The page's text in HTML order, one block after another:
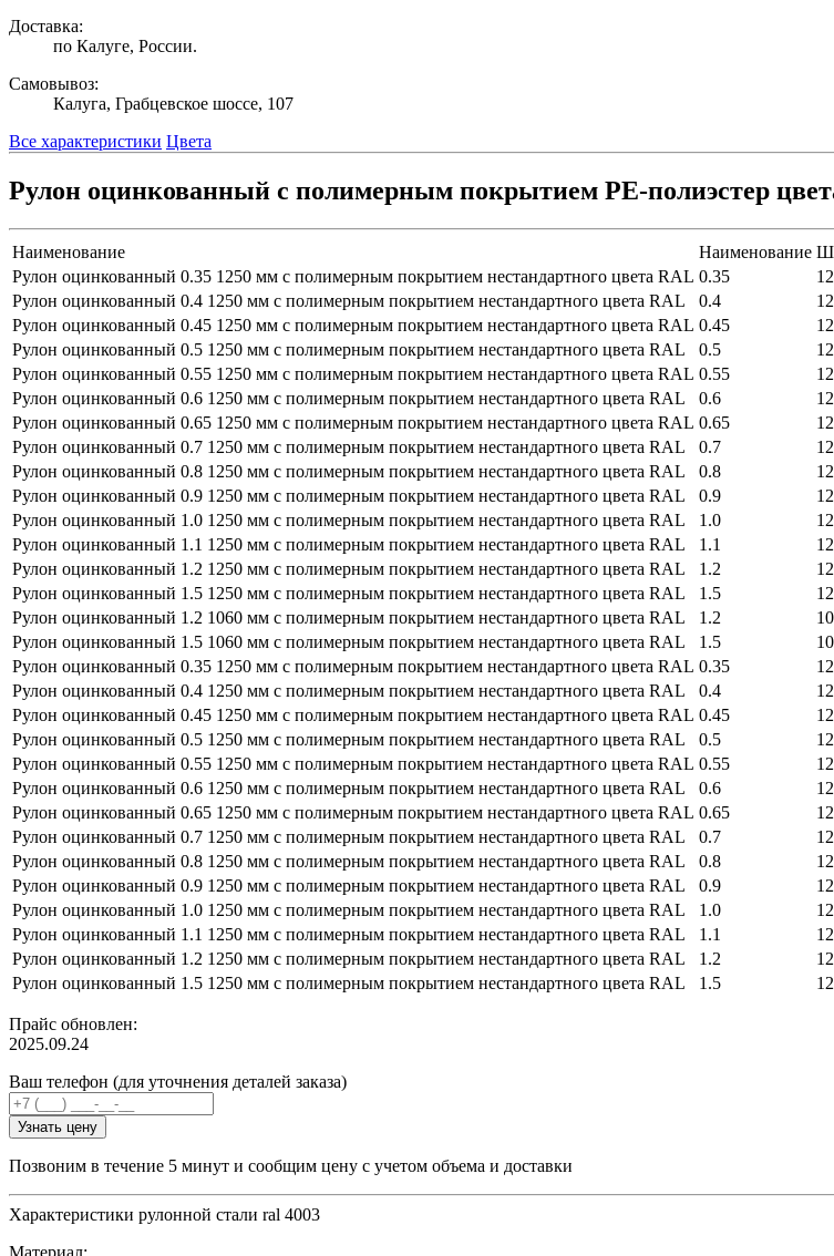
Доставка:
по Калуге, России.
Самовывоз:
Калуга, Грабцевское шоссе, 107
Все характеристики Цвета
Рулон оцинкованный с полимерным покрытием PE-полиэстер
Наименование Наименование
Рулон оцинкованный 0.35 1250 мм с полимерным покрытием нестандартного цвета RAL 0.35
Рулон оцинкованный 0.4 1250 мм с полимерным покрытием нестандартного цвета RAL
0.4
Рулон оцинкованный 0.45 1250 мм с полимерным покрытием нестандартного цвета RAL 0.45
Рулон оцинкованный 0.5 1250 мм с полимерным покрытием нестандартного цвета RAL
0.5
Рулон оцинкованный 0.55 1250 мм с полимерным покрытием нестандартного цвета RAL 0.55
Рулон оцинкованный 0.6 1250 мм с полимерным покрытием нестандартного цвета RAL
0.6
Рулон оцинкованный 0.65 1250 мм с полимерным покрытием нестандартного цвета RAL 0.65
Рулон оцинкованный 0.7 1250 мм с полимерным покрытием нестандартного цвета RAL
0.7
Рулон оцинкованный 0.8 1250 мм с полимерным покрытием нестандартного цвета RAL
0.8
Рулон оцинкованный 0.9 1250 мм с полимерным покрытием нестандартного цвета RAL
0.9
Рулон оцинкованный 1.0 1250 мм с полимерным покрытием нестандартного цвета RAL
1.0
Рулон оцинкованный 1.1 1250 мм с полимерным покрытием нестандартного цвета RAL
1.1
Рулон оцинкованный 1.2 1250 мм с полимерным покрытием нестандартного цвета RAL
1.2
Рулон оцинкованный 1.5 1250 мм с полимерным покрытием нестандартного цвета RAL
1.5
Рулон оцинкованный 1.2 1060 мм с полимерным покрытием нестандартного цвета RAL
1.2
Рулон оцинкованный 1.5 1060 мм с полимерным покрытием нестандартного цвета RAL
1.5
Рулон оцинкованный 0.35 1250 мм с полимерным покрытием нестандартного цвета RAL 0.35
Рулон оцинкованный 0.4 1250 мм с полимерным покрытием нестандартного цвета RAL
0.4
Рулон оцинкованный 0.45 1250 мм с полимерным покрытием нестандартного цвета RAL 0.45
Рулон оцинкованный 0.5 1250 мм с полимерным покрытием нестандартного цвета RAL
0.5
Рулон оцинкованный 0.55 1250 мм с полимерным покрытием нестандартного цвета RAL 0.55
Рулон оцинкованный 0.6 1250 мм с полимерным покрытием нестандартного цвета RAL
0.6
Рулон оцинкованный 0.65 1250 мм с полимерным покрытием нестандартного цвета RAL 0.65
Рулон оцинкованный 0.7 1250 мм с полимерным покрытием нестандартного цвета RAL
0.7
Рулон оцинкованный 0.8 1250 мм с полимерным покрытием нестандартного цвета RAL
0.8
Рулон оцинкованный 0.9 1250 мм с полимерным покрытием нестандартного цвета RAL
0.9
Рулон оцинкованный 1.0 1250 мм с полимерным покрытием нестандартного цвета RAL
1.0
Рулон оцинкованный 1.1 1250 мм с полимерным покрытием нестандартного цвета RAL
1.1
Рулон оцинкованный 1.2 1250 мм с полимерным покрытием нестандартного цвета RAL
1.2
Рулон оцинкованный 1.5 1250 мм с полимерным покрытием нестандартного цвета RAL
1.5
Прайс обновлен:
2025.09.24
Ваш телефон (для уточнения деталей заказа)
Узнать цену
Позвоним в течение 5 минут и сообщим цену с учетом объема и доставки
Характеристики рулонной стали ral 4003